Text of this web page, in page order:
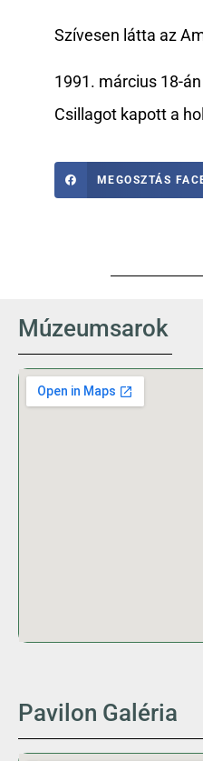
Szívesen látta az
1991. március 18-
Csillagot kapott a
MEGOSZTÁS
Múzeumsarok
Pavilon Galéria